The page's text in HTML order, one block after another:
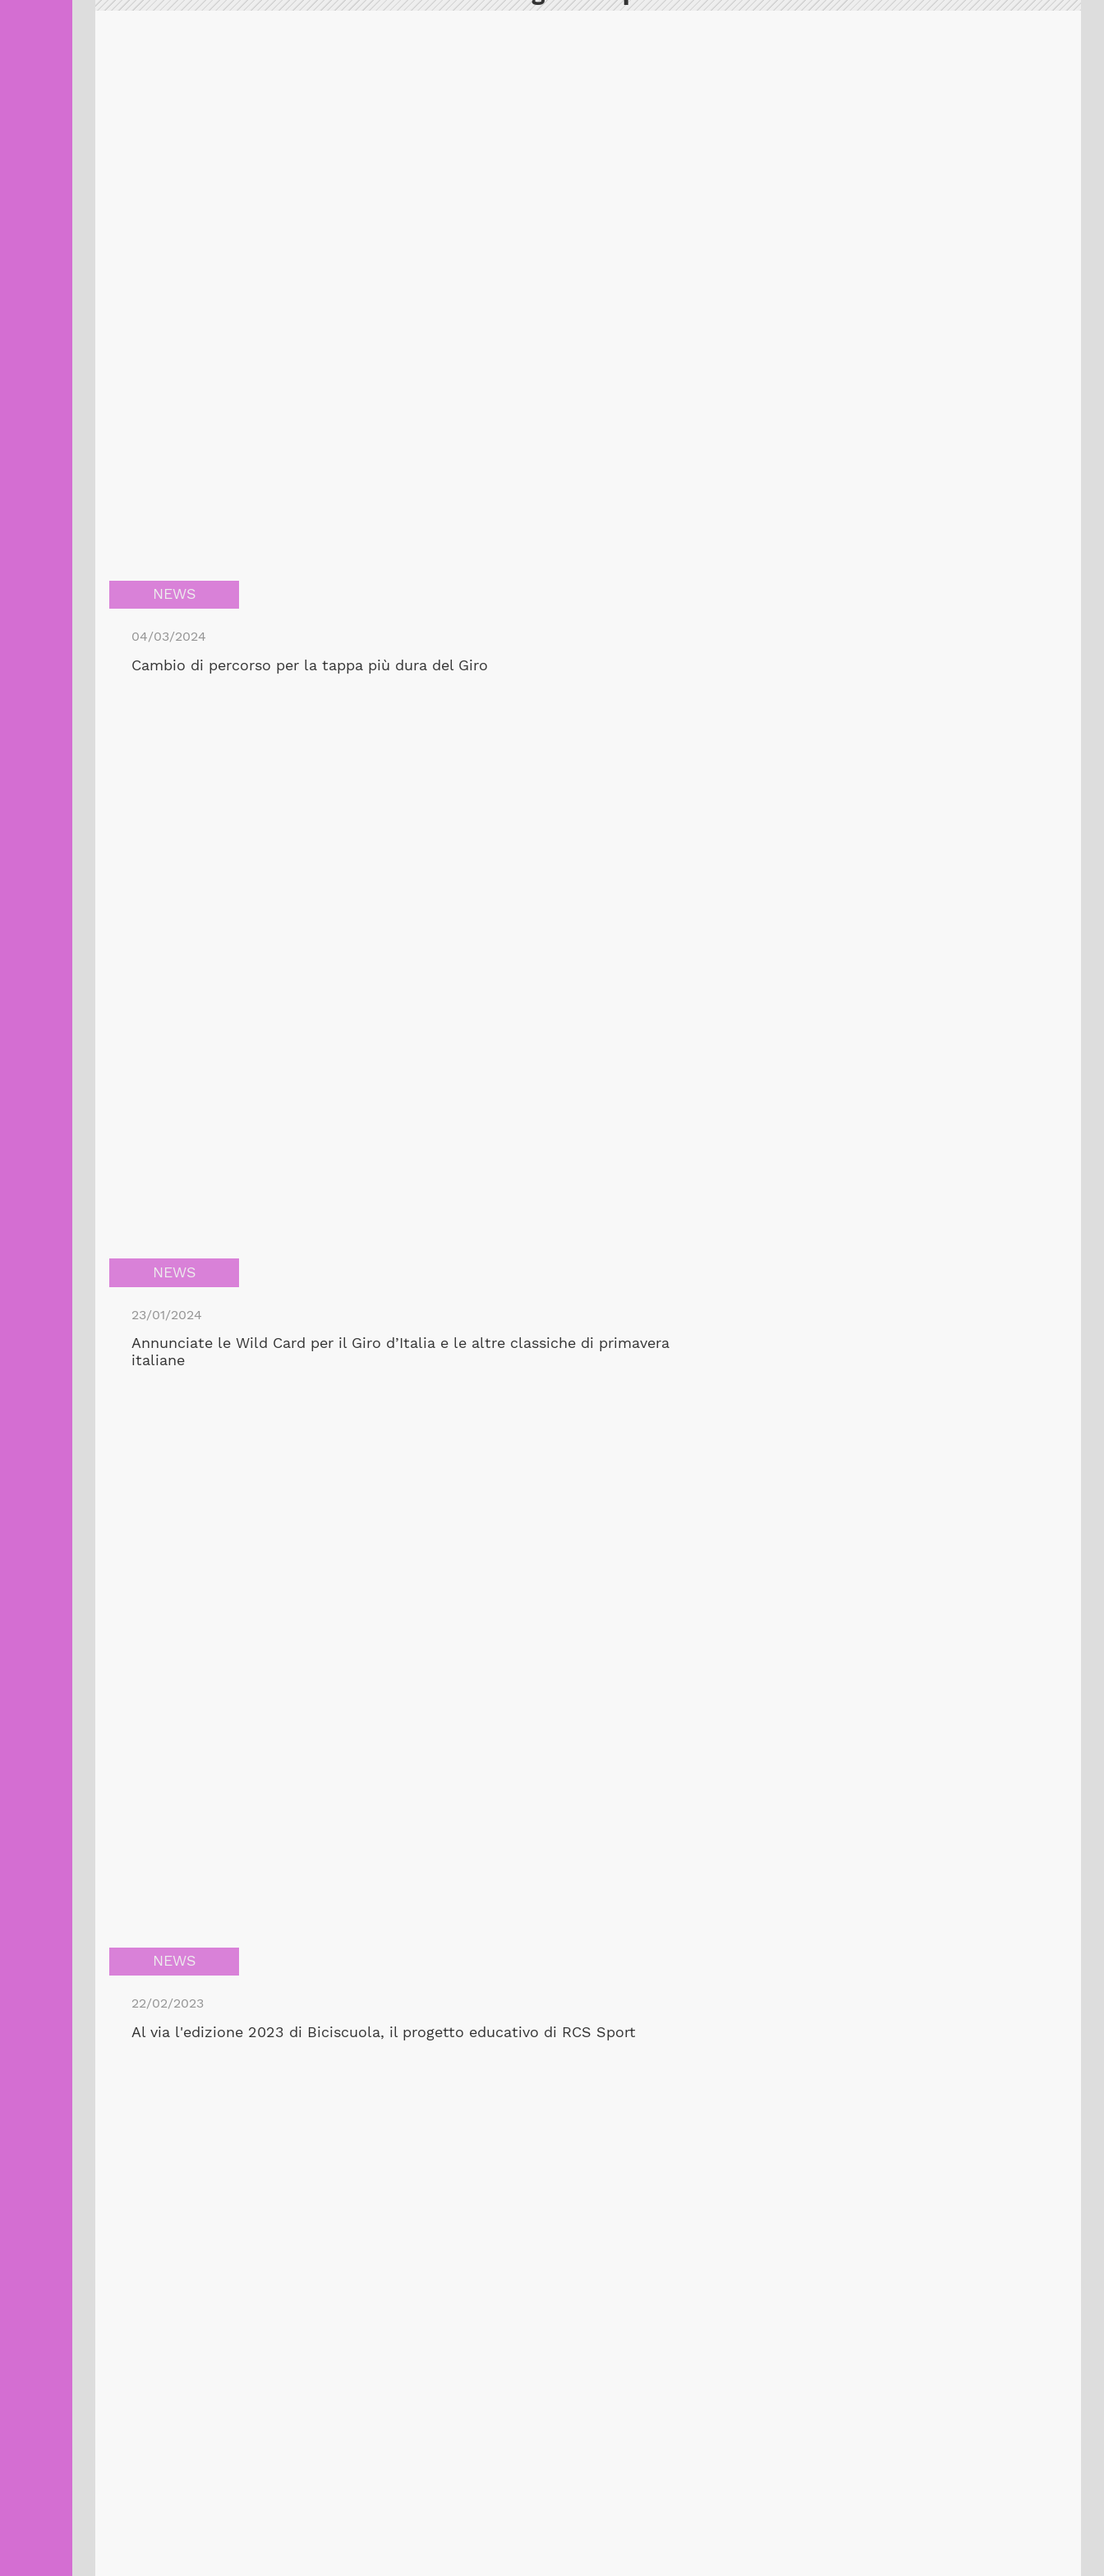
NEWS
04/03/2024
Cambio di percorso per la tappa più dura del Giro
NEWS
23/01/2024
Annunciate le Wild Card per il Giro d’Italia e le altre classiche di primavera
italiane
NEWS
22/02/2023
Al via l'edizione 2023 di Biciscuola, il progetto educativo di RCS Sport